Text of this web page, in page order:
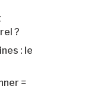
?
: le
=